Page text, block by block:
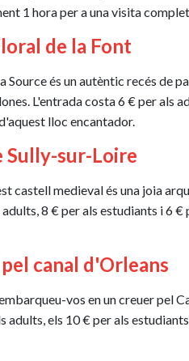
1 hora per a una visita
de la Font
Source és un autèntic recés de
L'entrada costa 6 € per als
lloc encantador.
Sully-sur-Loire
castell medieval és una joia
8 € per als estudiants i 6
canal d'Orleans
vos en un creuer
adults, els 10 € per als